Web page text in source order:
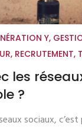
Y,
, RECRUTEMENT,
les
?
sociaux,